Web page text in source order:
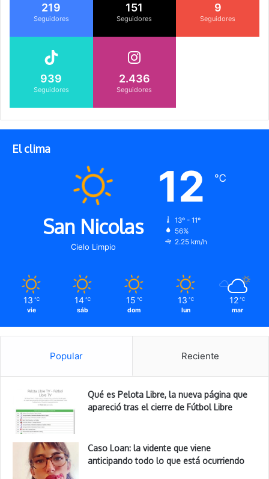
219
Seguidores
151
Seguidores
9
Seguidores
939
Seguidores
2.436
Seguidores
El clima
San Nicolas
Cielo Limpio
12 ℃
13º - 11º
56%
2.25 km/h
13 ℃
vie
14 ℃
sáb
15 ℃
dom
13 ℃
lun
12 ℃
mar
Popular Reciente
Qué es Pelota Libre, la nueva página que
apareció tras el cierre de Fútbol Libre
Caso Loan: la vidente que viene
anticipando todo lo que está ocurriendo